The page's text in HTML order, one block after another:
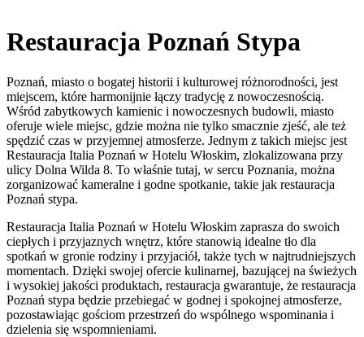
Restauracja Poznań Stypa
Poznań, miasto o bogatej historii i kulturowej różnorodności, jest
miejscem, które harmonijnie łączy tradycję z nowoczesnością.
Wśród zabytkowych kamienic i nowoczesnych budowli, miasto
oferuje wiele miejsc, gdzie można nie tylko smacznie zjeść, ale też
spędzić czas w przyjemnej atmosferze. Jednym z takich miejsc jest
Restauracja Italia Poznań w Hotelu Włoskim, zlokalizowana przy
ulicy Dolna Wilda 8. To właśnie tutaj, w sercu Poznania, można
zorganizować kameralne i godne spotkanie, takie jak restauracja
Poznań stypa.
Restauracja Italia Poznań w Hotelu Włoskim zaprasza do swoich
ciepłych i przyjaznych wnętrz, które stanowią idealne tło dla
spotkań w gronie rodziny i przyjaciół, także tych w najtrudniejszych
momentach. Dzięki swojej ofercie kulinarnej, bazującej na świeżych
i wysokiej jakości produktach, restauracja gwarantuje, że restauracja
Poznań stypa będzie przebiegać w godnej i spokojnej atmosferze,
pozostawiając gościom przestrzeń do wspólnego wspominania i
dzielenia się wspomnieniami.